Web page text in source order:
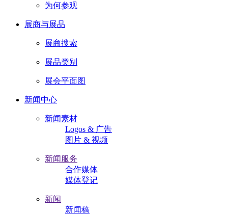
为何参观
展商与展品
展商搜索
展品类别
展会平面图
新闻中心
新闻素材
Logos & 广告
图片 & 视频
新闻服务
合作媒体
媒体登记
新闻
新闻稿